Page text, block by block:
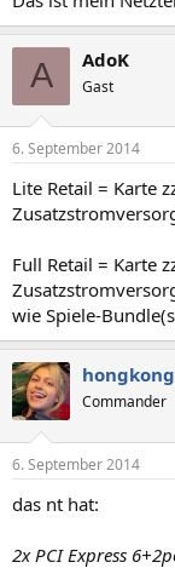
A AdoK
Gast
6. September 2014
Lite Retail = Karte
Full Retail = Karte
wie Spiele-
Commander
6. September 2014
das nt hat:
2x PCI Express